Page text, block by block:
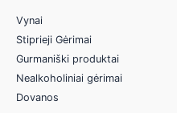
Vynai
Stiprieji Gėrimai
Gurmaniški produktai
Nealkoholiniai gėrimai
Dovanos